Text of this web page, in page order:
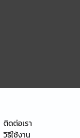
ติดต่อเรา
วิธีใช้งาน